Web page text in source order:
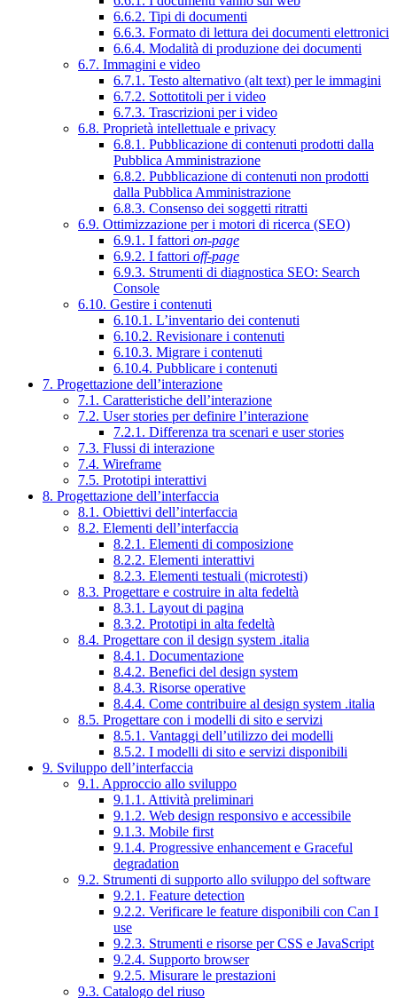
6.6.2. Tipi di documenti
6.6.3. Formato di lettura dei documenti elettronici
6.6.4. Modalità di produzione dei documenti
6.7. Immagini e video
6.7.1. Testo alternativo (alt text) per le immagini
6.7.2. Sottotitoli per i video
6.7.3. Trascrizioni per i video
6.8. Proprietà intellettuale e privacy
6.8.1. Pubblicazione di contenuti prodotti dalla
Pubblica Amministrazione
6.8.2. Pubblicazione di contenuti non prodotti
dalla Pubblica Amministrazione
6.8.3. Consenso dei soggetti ritratti
6.9. Ottimizzazione per i motori di ricerca (SEO)
6.9.1. I fattori on-page
6.9.2. I fattori off-page
6.9.3. Strumenti di diagnostica SEO: Search
Console
6.10. Gestire i contenuti
6.10.1. L’inventario dei contenuti
6.10.2. Revisionare i contenuti
6.10.3. Migrare i contenuti
6.10.4. Pubblicare i contenuti
7. Progettazione dell’interazione
7.1. Caratteristiche dell’interazione
7.2. User stories per definire l’interazione
7.2.1. Differenza tra scenari e user stories
7.3. Flussi di interazione
7.4. Wireframe
7.5. Prototipi interattivi
8. Progettazione dell’interfaccia
8.1. Obiettivi dell’interfaccia
8.2. Elementi dell’interfaccia
8.2.1. Elementi di composizione
8.2.2. Elementi interattivi
8.2.3. Elementi testuali (microtesti)
8.3. Progettare e costruire in alta fedeltà
8.3.1. Layout di pagina
8.3.2. Prototipi in alta fedeltà
8.4. Progettare con il design system .italia
8.4.1. Documentazione
8.4.2. Benefici del design system
8.4.3. Risorse operative
8.4.4. Come contribuire al design system .italia
8.5. Progettare con i modelli di sito e servizi
8.5.1. Vantaggi dell’utilizzo dei modelli
8.5.2. I modelli di sito e servizi disponibili
9. Sviluppo dell’interfaccia
9.1. Approccio allo sviluppo
9.1.1. Attività preliminari
9.1.2. Web design responsivo e accessibile
9.1.3. Mobile first
9.1.4. Progressive enhancement e Graceful
degradation
9.2. Strumenti di supporto allo sviluppo del software
9.2.1. Feature detection
9.2.2. Verificare le feature disponibili con Can I
use
9.2.3. Strumenti e risorse per CSS e JavaScript
9.2.4. Supporto browser
9.2.5. Misurare le prestazioni
9.3. Catalogo del riuso